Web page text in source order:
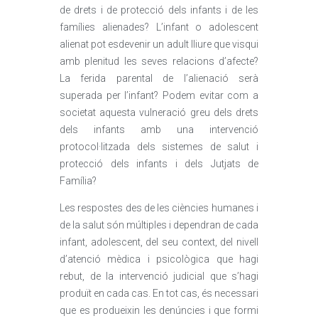
de drets i de protecció dels infants i de les
famílies alienades? L’infant o adolescent
alienat pot esdevenir un adult lliure que visqui
amb plenitud les seves relacions d’afecte?
La ferida parental de l’alienació serà
superada per l’infant? Podem evitar com a
societat aquesta vulneració greu dels drets
dels infants amb una intervenció
protocol·litzada dels sistemes de salut i
protecció dels infants i dels Jutjats de
Família?
Les respostes des de les ciències humanes i
de la salut són múltiples i dependran de cada
infant, adolescent, del seu context, del nivell
d’atenció mèdica i psicològica que hagi
rebut, de la intervenció judicial que s’hagi
produït en cada cas. En tot cas, és necessari
que es produeixin les denúncies i que formi